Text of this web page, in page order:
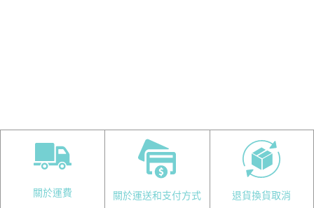
關於運費 關於運送和支付方式 退貨換貨取消